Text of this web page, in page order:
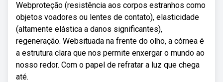
Webproteção (resistência aos corpos estranhos como
objetos voadores ou lentes de contato), elasticidade
(altamente elástica a danos significantes),
regeneração. Websituada na frente do olho, a córnea é
a estrutura clara que nos permite enxergar o mundo ao
nosso redor. Com o papel de refratar a luz que chega
até.